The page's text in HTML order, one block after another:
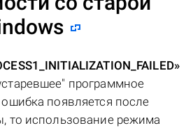
программное
появляется после
то использование режима